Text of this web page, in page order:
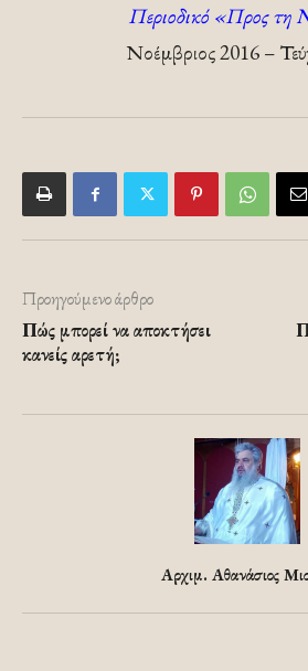
Περιοδικό «Προς
Νοέμβριος 2016 –
Προηγούμενο άρθρο
Πώς μπορεί να αποκτήσει
κανείς αρετή;
Αρχιμ. Αθανάσιος